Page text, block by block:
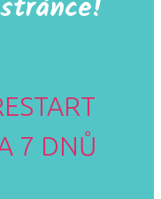
7 DNŮ